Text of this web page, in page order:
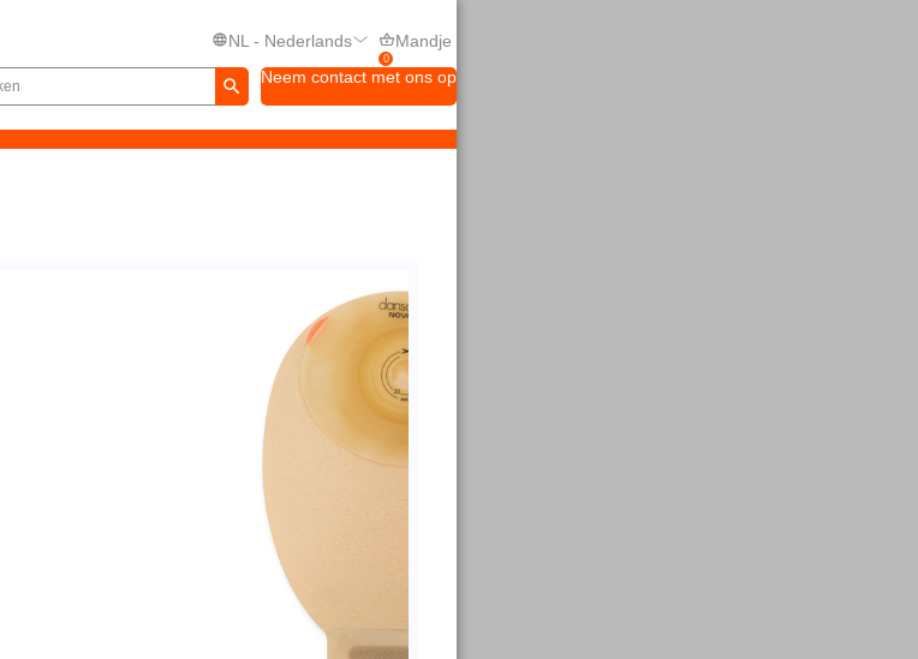
NL - Nederlands
0
Mandje
Neem contact met ons op